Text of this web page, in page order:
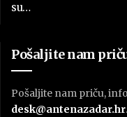
su…
Pošaljite nam
Pošaljite nam priču,
desk@antenazadar.hr